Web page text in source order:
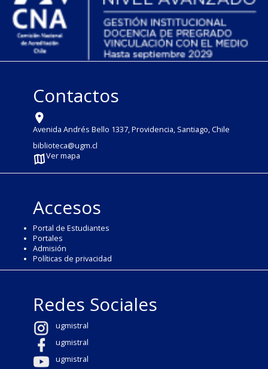
Contactos
Avenida Andrés Bello 1337, Providencia, Santiago, Chile
biblioteca@ugm.cl
Ver mapa
Accesos
Portal de Estudiantes
Portales
Admisión
Políticas de privacidad
Redes Sociales
ugmistral
ugmistral
ugmistral